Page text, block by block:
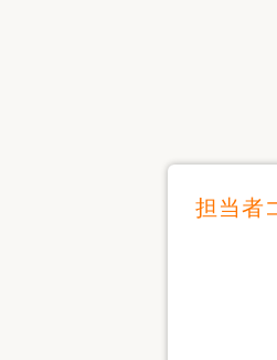
担当者